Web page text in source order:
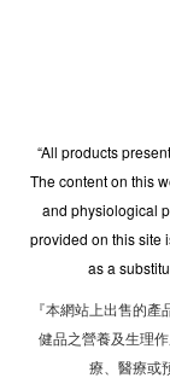
“All products
The content on this
and physiological
provided on this site
as a
『本網站上出售的
健品之營養及生理
療、醫療或